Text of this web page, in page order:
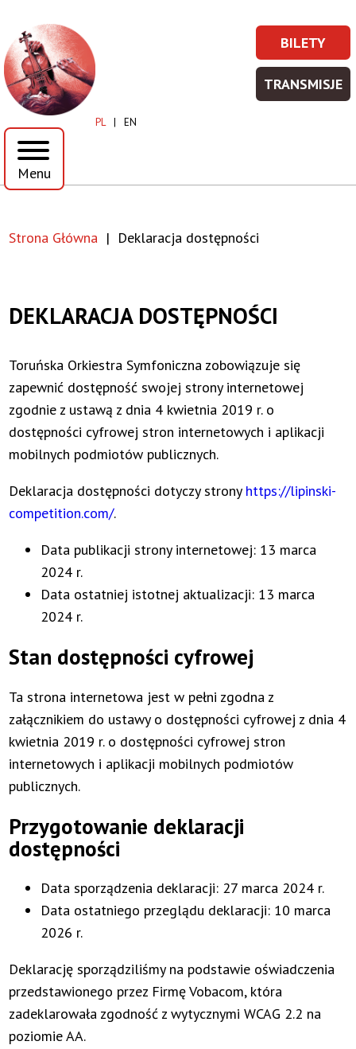
Deklaracja
dostępności
Toruńska
Orkiestra
Symfoniczna
treści
menu
PL EN
Menu
Prawe
Top
Menu
BILETY
BILETY
-
WIĘCEJ
TRANSMISJE
Strona Główna Deklaracja dostępności
DEKLARACJA DOSTĘPNOŚCI
Toruńska Orkiestra Symfoniczna zobowiązuje się
zapewnić dostępność swojejstrony internetowej
zgodnie z ustawą z dnia 4 kwietnia 2019 r. o
dostępności cyfrowej stron internetowych i aplikacji
mobilnych podmiotów publicznych.
Deklaracja dostępności dotyczy strony https://lipinski-
competition.com/.
Data publikacji strony internetowej: 13 marca
2024 r.
Data ostatniej istotnej aktualizacji: 13 marca
2024 r.
Stan dostępności cyfrowej
Ta strona internetowa jest w pełni zgodna z
załącznikiem do ustawy o dostępności cyfrowej z dnia 4
kwietnia 2019 r. o dostępności cyfrowej stron
internetowych i aplikacji mobilnych podmiotów
publicznych.
Przygotowanie deklaracji
dostępności
Data sporządzenia deklaracji: 27 marca 2024 r.
Data ostatniego przeglądu deklaracji: 10 marca
2026 r.
Deklarację sporządziliśmy na podstawie oświadczenia
przedstawionego przez Firmę Vobacom, która
zadeklarowała zgodność z wytycznymi WCAG 2.2 na
poziomie AA.